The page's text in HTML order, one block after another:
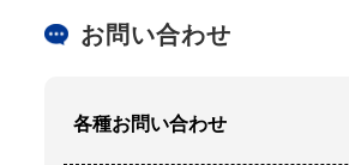
お問い合わせ
各種お問い合わせ